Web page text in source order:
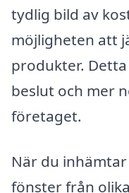
tydlig bild av
möjligheten att
produkter.
beslut och mer
företaget.
När du
fönster från